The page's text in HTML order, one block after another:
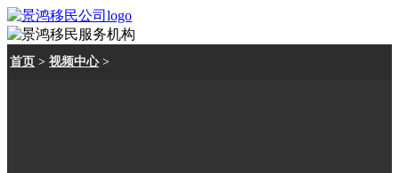
首页 >视频中心>